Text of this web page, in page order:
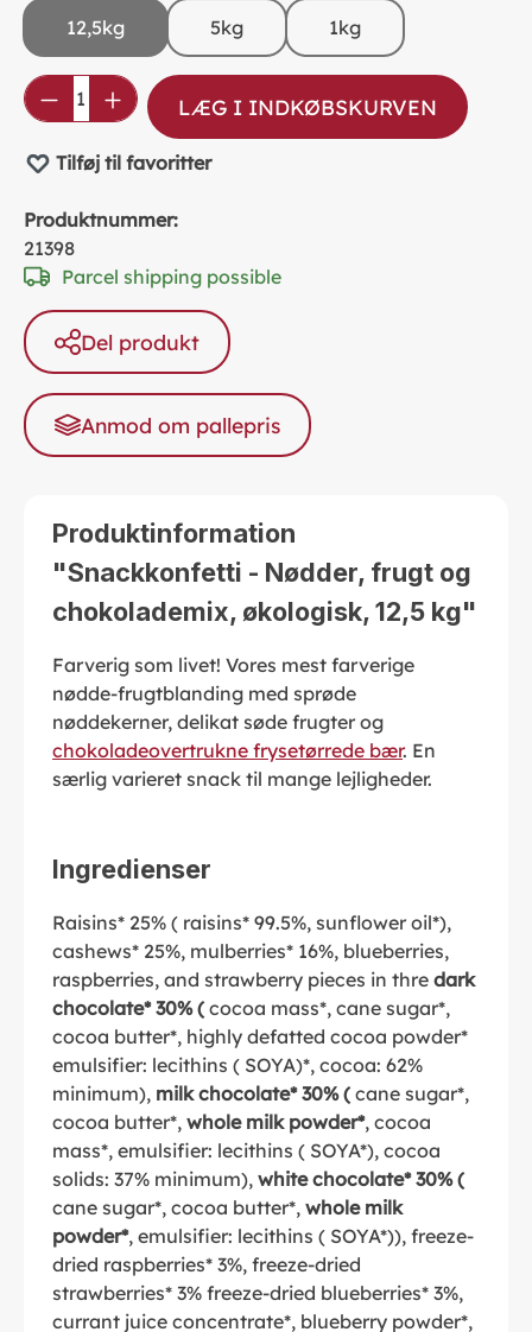
12,5kg 5kg 1kg
Product Quantity: Enter the desired
LÆG I INDKØBSKURVEN
Tilføj til favoritter
Produktnummer:
21398
Parcel shipping possible
Del produkt
Anmod om pallepris
Produktinformation
"Snackkonfetti - Nødder, frugt og
chokolademix, økologisk, 12,5 kg"
Farverig som livet! Vores mest farverige
nødde-frugtblanding med sprøde
nøddekerner, delikat søde frugter og
chokoladeovertrukne frysetørrede bær. En
særlig varieret snack til mange lejligheder.
Ingredienser
Raisins* 25% ( raisins* 99.5%, sunflower oil*),
cashews* 25%, mulberries* 16%, blueberries,
raspberries, and strawberry pieces in thre dark
chocolate* 30% ( cocoa mass*, cane sugar*,
cocoa butter*, highly defatted cocoa powder*
emulsifier: lecithins ( SOYA)*, cocoa: 62%
minimum), milk chocolate* 30% ( cane sugar*,
cocoa butter*, whole milk powder*, cocoa
mass*, emulsifier: lecithins ( SOYA*), cocoa
solids: 37% minimum), white chocolate* 30% (
cane sugar*, cocoa butter*, whole milk
powder*, emulsifier: lecithins ( SOYA*)), freeze-
dried raspberries* 3%, freeze-dried
strawberries* 3% freeze-dried blueberries* 3%,
currant juice concentrate*, blueberry powder*,